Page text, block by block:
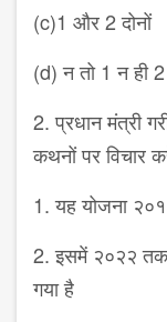
(c)1 और 2 दोनों
(d) न तो 1 न ही 2
2. प्रधान मंत्री
कथनों पर विचार
1. यह योजना
2. इसमें २०२२ तक
गया है